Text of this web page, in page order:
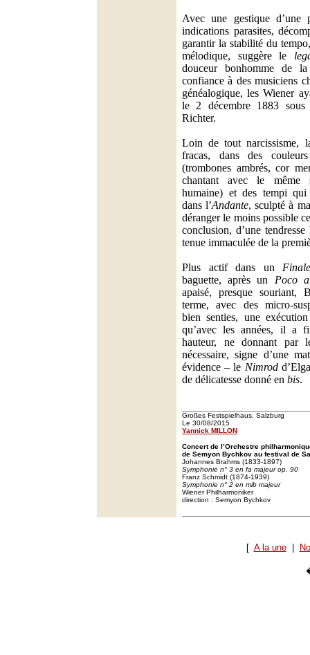
Avec une gestique d’une
indications parasites,
garantir la stabilité du
mélodique, suggère le
douceur bonhomme de
confiance à des musiciens
généalogique, les Wiener
le 2 décembre 1883
Richter.
Loin de tout narcissisme,
fracas, dans des
(trombones ambrés, cor
chantant avec le même
humaine) et des tempi qui
dans l’Andante, sculpté à
déranger le moins possible
conclusion, d’une
tenue immaculée de la
Plus actif dans un Finale
baguette, après un Poco
apaisé, presque souriant,
terme, avec des micro-
bien senties, une
qu’avec les années, il a
hauteur, ne donnant par
nécessaire, signe d’une
évidence – le Nimrod
de délicatesse donné en bis.
Großes Festspielhaus, Salzburg
Le 30/08/2015
Yannick MILLON
Concert de l’Orchestre
de Semyon Bychkov au festival de
Johannes Brahms (1833-1897)
Symphonie n° 3 en fa majeur op. 90
Franz Schmidt (1874-1939)
Symphonie n° 2 en mib majeur
Wiener Philharmoniker
direction : Semyon Bychkov
[ A la une|